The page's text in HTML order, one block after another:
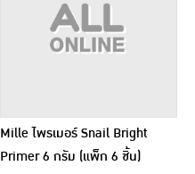
Mille ไพรเมอร์ Snail Bright
Primer 6 กรัม (แพ็ก 6 ชิ้น)